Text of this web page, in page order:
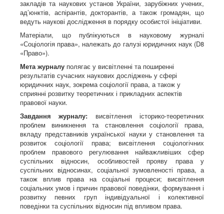
закладів та наукових установ України, зарубіжних учених,
ад’юнктів, аспірантів, докторантів, а також громадян, що
ведуть наукові дослідження в порядку особистої ініціативи.
Матеріали, що публікуються в науковому журналі
«Соціологія права», належать до галузі юридичних наук (D8
«Право»).
Мета журналу полягає у висвітленні та поширенні
результатів сучасних наукових досліджень у сфері
юридичних наук, зокрема соціології права, а також у
сприянні розвитку теоретичних і прикладних аспектів
правової науки.
Завдання журналу: висвітлення історико-теоретичних
проблем виникнення та становлення соціології права,
вкладу представників української науки у становлення та
розвиток соціології права; висвітлення соціологічних
проблем правового регулювання найважливіших сфер
суспільних відносин, особливостей прояву права у
суспільних відносинах, соціальної зумовленості права, а
також вплив права на соціальні процеси; висвітлення
соціальних умов і причин правової поведінки, формування і
розвитку певних груп індивідуальної і колективної
поведінки та суспільних відносин під впливом права.